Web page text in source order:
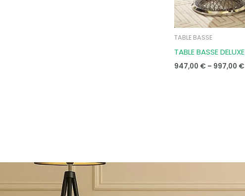
TABLE BASSE
TABLE BASSE DELUXE
947,00 € – 997,00 €